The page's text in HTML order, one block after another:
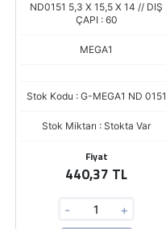
ND0151 5,3 X 15,5 X 14 // DIŞ
ÇAPI : 60
MEGA1
Stok Kodu : G-MEGA1 ND 0151
Stok Miktarı : Stokta Var
Fiyat
440,37 TL
- +